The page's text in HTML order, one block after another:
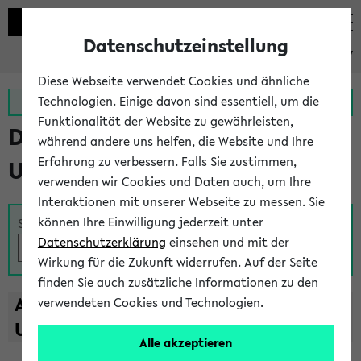
eKVV
Zur MeineUni App Zum MeineUni Portal
Das Lehrangebot der
Universität Bielefeld
Suche
A B C D E F G H I J K L M N O
U
V W X Y
Z
Datenschutzeinstellung
Diese Webseite verwendet Cookies und ähnliche
Technologien. Einige davon sind essentiell, um die
Funktionalität der Website zu gewährleisten,
während andere uns helfen, die Website und Ihre
Erfahrung zu verbessern. Falls Sie zustimmen,
verwenden wir Cookies und Daten auch, um Ihre
Interaktionen mit unserer Webseite zu messen. Sie
können Ihre Einwilligung jederzeit unter
Datenschutzerklärung einsehen und mit der
Wirkung für die Zukunft widerrufen. Auf der Seite
finden Sie auch zusätzliche Informationen zu den
verwendeten Cookies und Technologien.
Alle akzeptieren